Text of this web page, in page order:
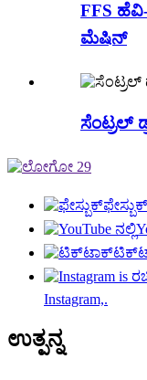
FFS
ಮೆಷಿನ್
ಸೆಂಟ್ರಲ್
ಫೇಸ್ಬುಕ್
Instagram,.
ಉತ್ಪನ್ನ